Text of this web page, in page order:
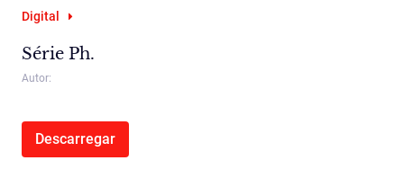
Digital
Série Ph.
Autor:
Descarregar